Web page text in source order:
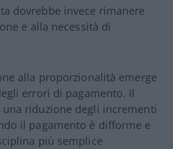
dovrebbe invece rimanere
e alla necessità di
alla proporzionalità emerge
errori di pagamento. Il
riduzione degli incrementi
il pagamento è difforme e
più semplice